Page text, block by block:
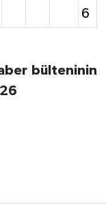
6
bülteninin